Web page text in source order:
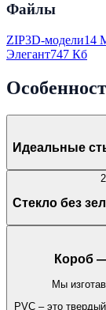
Файлы
ZIP3D-модели14
Элегант747 Кб
Идеальные
2
Стекло без
Короб
Мы
PVC – это